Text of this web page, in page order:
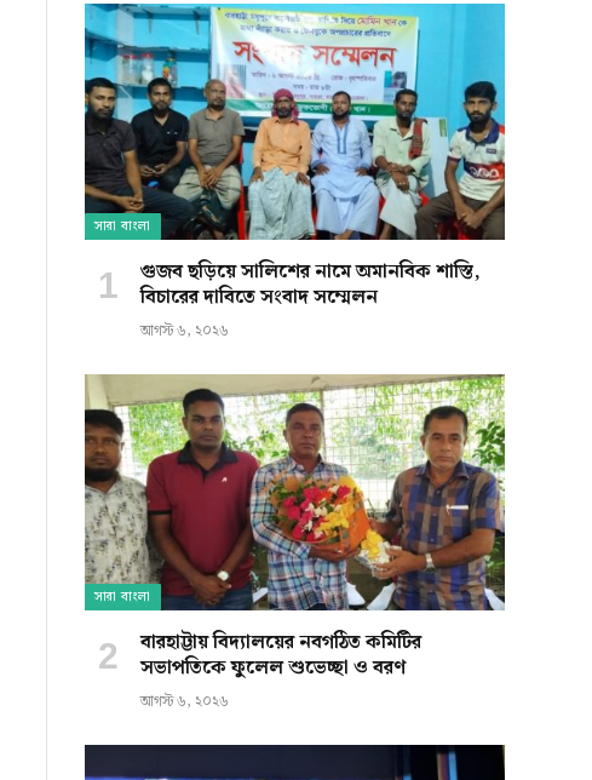
সারা বাংলা
গুজব ছড়িয়ে সালিশের নামে অমানবিক শাস্তি,
বিচারের দাবিতে সংবাদ সম্মেলন
আগস্ট ৬, ২০২৬
সারা বাংলা
বারহাট্টায় বিদ্যালয়ের নবগঠিত কমিটির
সভাপতিকে ফুলেল শুভেচ্ছা ও বরণ
আগস্ট ৬, ২০২৬